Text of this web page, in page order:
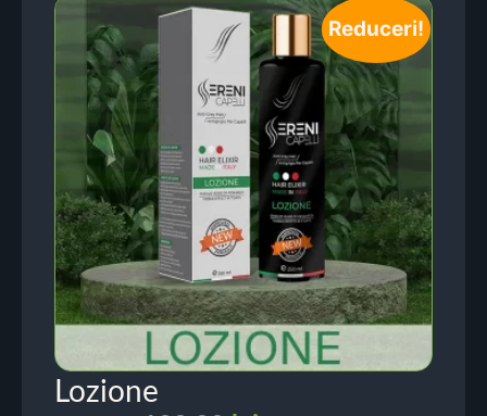
Reduceri!
Lozione